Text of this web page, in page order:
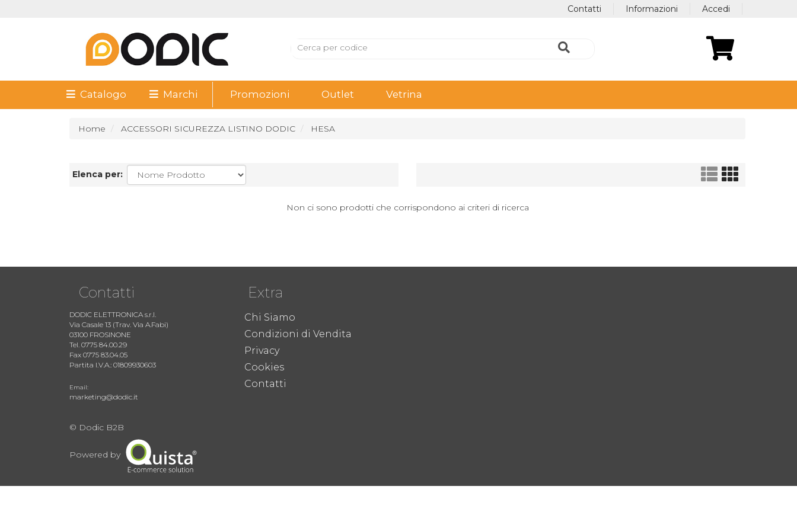
Accedi
Informazioni
Contatti
Catalogo Marchi Promozioni Outlet Vetrina
Home ACCESSORI SICUREZZA LISTINO DODIC HESA
Elenca per:
Non ci sono prodotti che corrispondono ai criteri di ricerca
Contatti
DODIC ELETTRONICA s.r.l.
Via Casale 13 (Trav. Via A.Fabi)
03100 FROSINONE
Tel. 0775 84.00.29
Fax 0775 83.04.05
Partita I.V.A.: 01809930603
Email:
marketing@dodic.it
Extra
Chi Siamo
Condizioni di Vendita
Privacy
Cookies
Contatti
© Dodic B2B
Powered by